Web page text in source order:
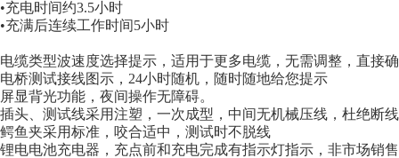
•充电时间约3.5小时
•充满后连续工作时间5小时
电缆类型波速度选择提示，适用于更多电缆，无需调整，直接
电桥测试接线图示，24小时随机，随时随地给您提示
屏显背光功能，夜间操作无障碍。
插头、测试线采用注塑，一次成型，中间无机械压线，杜绝断
鳄鱼夹采用标准，咬合适中，测试时不脱线
锂电电池充电器，充点前和充电完成有指示灯指示，非市场销